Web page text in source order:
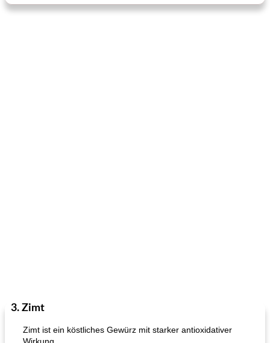
3. Zimt
Zimt ist ein köstliches Gewürz mit starker antioxidativer